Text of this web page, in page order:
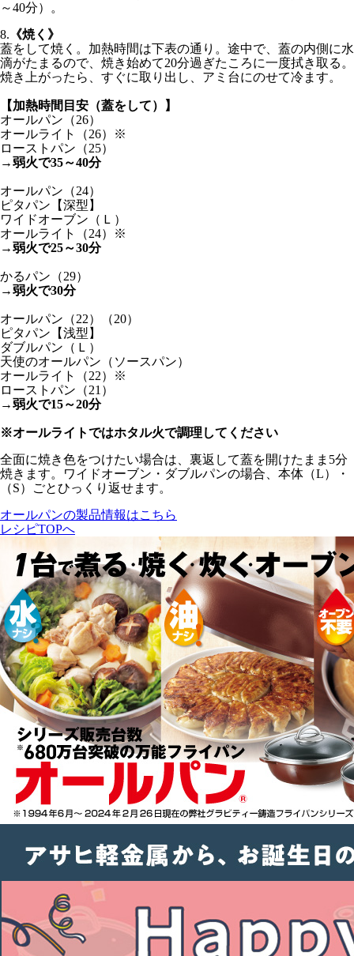
～40分）。
8. 《焼く》
蓋をして焼く。加熱時間は下表の通り。途中で、蓋の内側に水
滴がたまるので、焼き始めて20分過ぎたころに一度拭き取る。
焼き上がったら、すぐに取り出し、アミ台にのせて冷ます。
【加熱時間目安（蓋をして）】
オールパン（26）
オールライト（26）
※
ローストパン（25）
→弱火で35～40分
オールパン（24）
ピタパン【深型】
ワイドオーブン（Ｌ）
オールライト（24）
※
→弱火で25～30分
かるパン（29）
→弱火で30分
オールパン（22）（20）
ピタパン【浅型】
ダブルパン（Ｌ）
天使のオールパン（ソースパン）
オールライト（22）
※
ローストパン（21）
→弱火で15～20分
※オールライトではホタル火で調理してください
全面に焼き色をつけたい場合は、裏返して蓋を開けたまま5分
焼きます。ワイドオーブン・ダブルパンの場合、本体（L）・
（S）ごとひっくり返せます。
オールパンの製品情報はこちら
レシピTOPへ